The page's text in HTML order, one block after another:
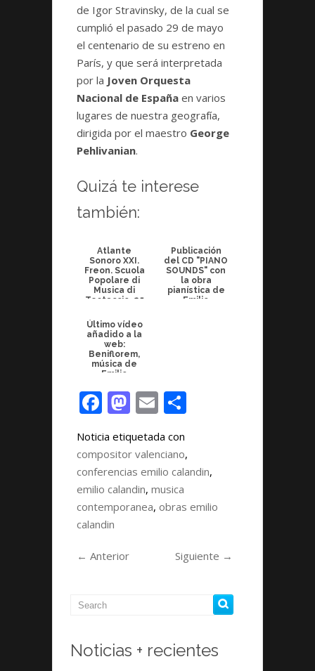
de Igor Stravinsky, de la cual se
cumplió el pasado 29 de mayo
el centenario de su estreno en
París, y que será interpretada
por la Joven Orquesta
Nacional de España en varios
lugares de nuestra geografía,
dirigida por el maestro George
Pehlivanian.
Quizá te interese
también:
Atlante
Sonoro XXI.
Freon. Scuola
Popolare di
Musica di
Testaccio. 25
Publicación
del CD "PIANO
SOUNDS" con
la obra
pianística de
Emilio
Último vídeo
añadido a la
web:
Beniflorem,
música de
Emilio
F
e
b
o
o
k
M
to
d
o
n
E
m
ai
l p
ti
Noticia etiquetada con
compositor valenciano,
conferencias emilio calandin,
emilio calandin, musica
contemporanea, obras emilio
calandin
← Anterior Siguiente →
Noticias + recientes